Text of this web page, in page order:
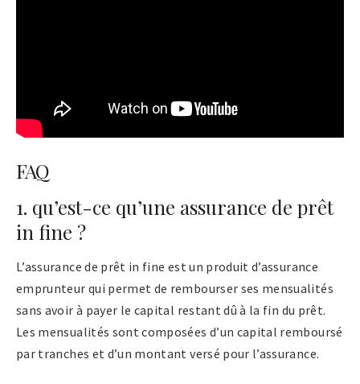
FAQ
1. qu’est-ce qu’une assurance de prêt
in fine ?
L’assurance de prêt in fine est un produit d’assurance
emprunteur qui permet de rembourser ses mensualités
sans avoir à payer le capital restant dû à la fin du prêt.
Les mensualités sont composées d’un capital remboursé
par tranches et d’un montant versé pour l’assurance.